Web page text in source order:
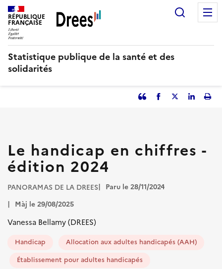
Aller
au
contenu
principal
RÉPUBLIQUE
FRANÇAISE
Statistique publique de la santé et des
solidarités
Partager
que
citation
Facebook
Partager
Partager
Le handicap en chiffres -
édition 2024
PANORAMAS DE LA DREES
Paru le 28/11/2024
Màj le 29/08/2025
Vanessa Bellamy (DREES)
Handicap
Allocation aux adultes handicapés (AAH)
Établissement pour adultes handicapés